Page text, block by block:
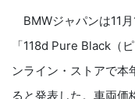
BMWジャパンは11
「118d Pure Black（
ンライン・ストアで本
ると発表した。車両